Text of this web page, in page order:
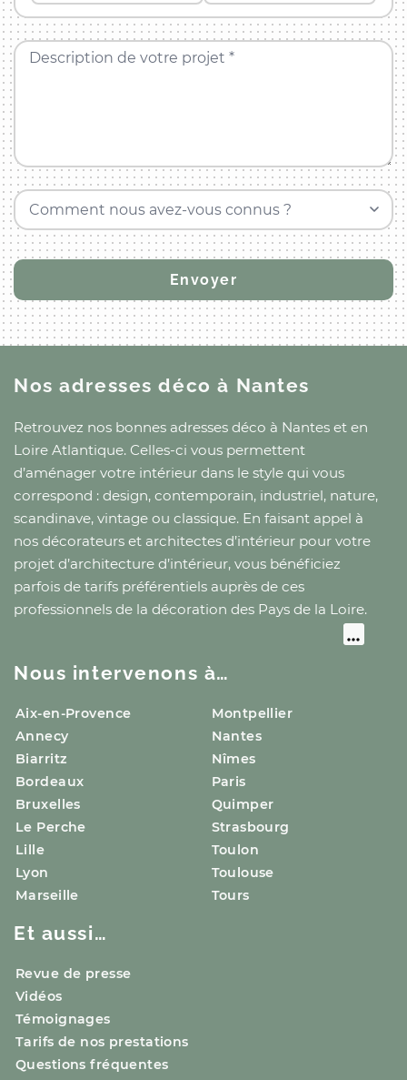
Description de votre projet *
Comment nous avez-vous connus ?
Nos adresses décoà Nantes
Retrouvez nos bonnes adresses déco à Nantes et en
Loire Atlantique. Celles-ci vous permettent
d’aménager votre intérieur dans le style qui vous
correspond : design, contemporain, industriel, nature,
scandinave, vintage ou classique. En faisant appel à
nos décorateurs et architectes d’intérieur pour votre
projet d’architecture d’intérieur, vous bénéficiez
parfois de tarifs préférentiels auprès de ces
professionnels de la décoration des Pays de la Loire.
Nous intervenons à…
Aix-en-Provence
Annecy
Biarritz
Bordeaux
Bruxelles
Le Perche
Lille
Lyon
Marseille
Montpellier
Nantes
Nîmes
Paris
Quimper
Strasbourg
Toulon
Toulouse
Tours
Et aussi…
Revue de presse
Vidéos
Témoignages
Tarifs de nos prestations
Questions fréquentes